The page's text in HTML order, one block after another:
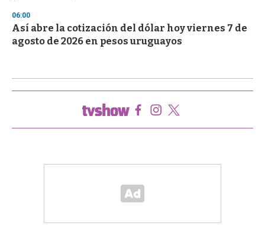
06:00
Así abre la cotización del dólar hoy viernes 7 de
agosto de 2026 en pesos uruguayos